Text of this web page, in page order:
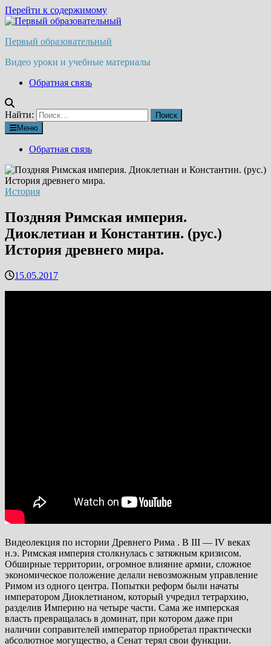
Перейти к содержимому
Первый образовательный
Видео уроки и учебные материалы
Обратная связь
Найти:
Меню
Обратная связь
История
Поздняя Римская империя.
Диоклетиан и Константин. (рус.)
История древнего мира.
15.05.2017
Видеолекция по истории Древнего Рима . В III — IV веках
н.э. Римская империя столкнулась с затяжным кризисом.
Обширные территории, огромное влияние армии, сложное
экономическое положение делали невозможным управление
Римом из одного центра. Попытки реформ были начаты
императором Диоклетианом, который учредил тетрархию,
разделив Империю на четыре части. Сама же имперская
власть превращалась в доминат, при котором даже при
наличии соправителей император приобретал практически
абсолютное могущество, а Сенат терял свои функции.